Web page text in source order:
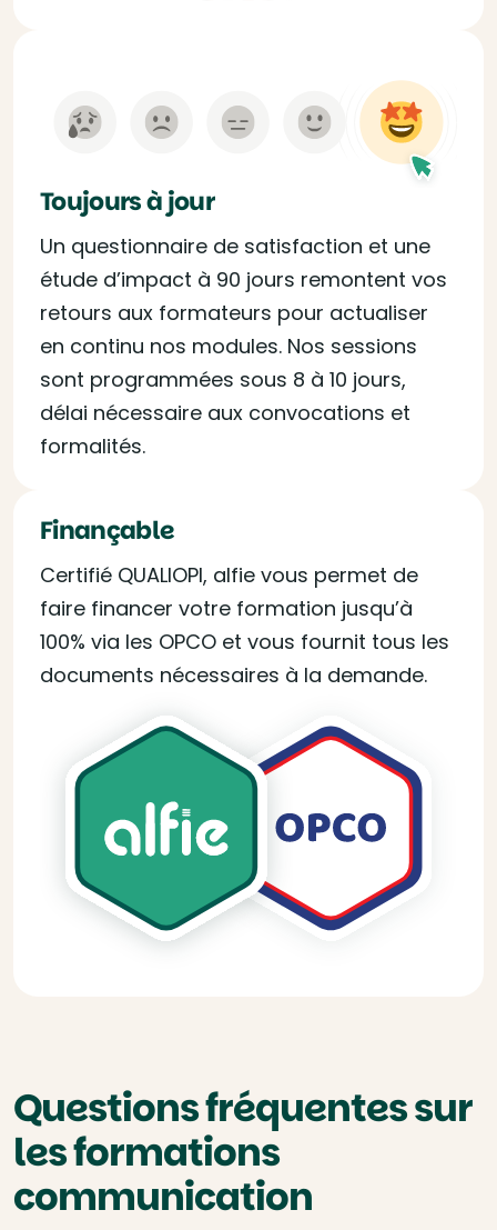
Toujours à jour
Un questionnaire de satisfaction et une
étude d’impact à 90 jours remontent vos
retours aux formateurs pour actualiser
en continu nos modules. Nos sessions
sont programmées sous 8 à 10 jours,
délai nécessaire aux convocations et
formalités.
Finançable
Certifié QUALIOPI, alfie vous permet de
faire financer votre formation jusqu’à
100% via les OPCO et vous fournit tous les
documents nécessaires à la demande.
Questions fréquentes sur
les formations
communication